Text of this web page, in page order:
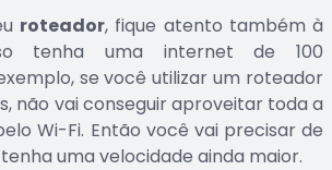
roteador, fique atento também à
tenha uma internet de 100
se você utilizar um roteador
não vai conseguir aproveitar toda a
Wi-Fi. Então você vai precisar de
uma velocidade ainda maior.